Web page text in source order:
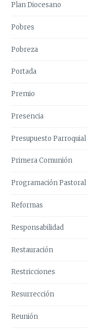
Plan Diocesano
Pobres
Pobreza
Portada
Premio
Presencia
Presupuesto Parroquial
Primera Comunión
Programación Pastoral
Reformas
Responsabilidad
Restauración
Restricciones
Resurrección
Reunión